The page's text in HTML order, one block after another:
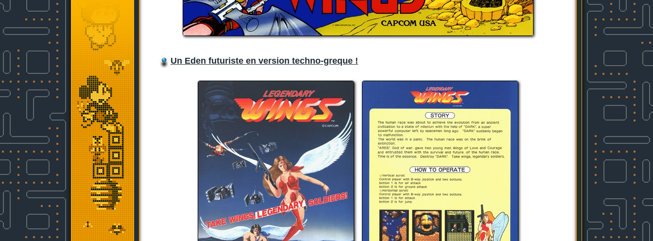
Un Eden futuriste en version techno-greque !